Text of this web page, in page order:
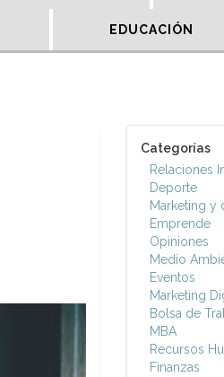
EDUCACIÓN
Categorías
Relaciones
Deporte
Marketing y
Emprende
Opiniones
Medio
Eventos
Marketing
Bolsa de
MBA
Recursos
Finanzas